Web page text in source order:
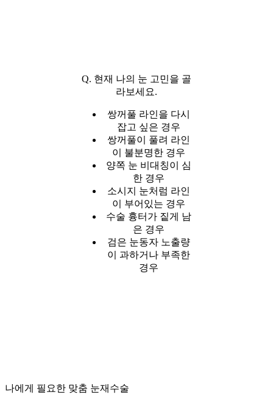
Q. 현재 나의 눈 고민을 골
라보세요.
쌍꺼풀 라인을 다시
잡고 싶은 경우
쌍꺼풀이 풀려 라인
이 불분명한 경우
양쪽 눈 비대칭이 심
한 경우
소시지 눈처럼 라인
이 부어있는 경우
수술 흉터가 짙게 남
은 경우
검은 눈동자 노출량
이 과하거나 부족한
경우
나에게 필요한 맞춤 눈재수술